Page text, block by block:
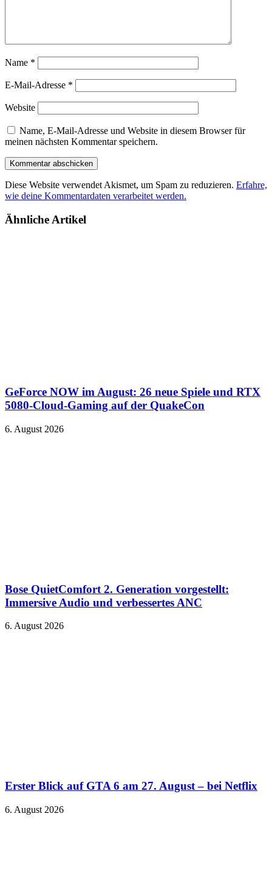
Name *
E-Mail-Adresse *
Website
Name, E-Mail-Adresse und Website in diesem Browser für
meinen nächsten Kommentar speichern.
Diese Website verwendet Akismet, um Spam zu reduzieren. Erfahre,
wie deine Kommentardaten verarbeitet werden.
Ähnliche Artikel
GeForce NOW im August: 26 neue Spiele und RTX
5080-Cloud-Gaming auf der QuakeCon
6. August 2026
Bose QuietComfort 2. Generation vorgestellt:
Immersive Audio und verbessertes ANC
6. August 2026
Erster Blick auf GTA 6 am 27. August – bei Netflix
6. August 2026